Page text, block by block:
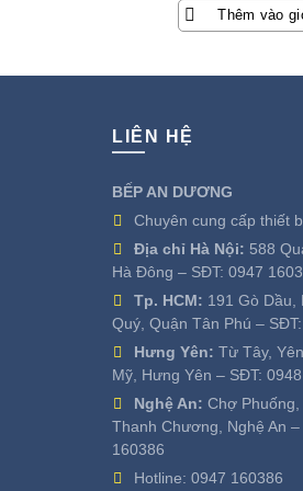
là:
tại
là:
Thêm vào
LIÊN HỆ
BẾP AN DƯƠNG
Chuyên cung cấp thiết
Địa chỉ Hà Nội: 588
Hà Đông – SĐT: 0947
Tp. HCM: 191 Gò Dầu,
Quý, Quận Tân Phú – SĐT:
Hưng Yên: Từ Tây,
Mỹ, Hưng Yên – SĐT:
Nghệ An: Chợ
Thanh Chương, Nghệ An –
160386
Hotline: 0947 160386